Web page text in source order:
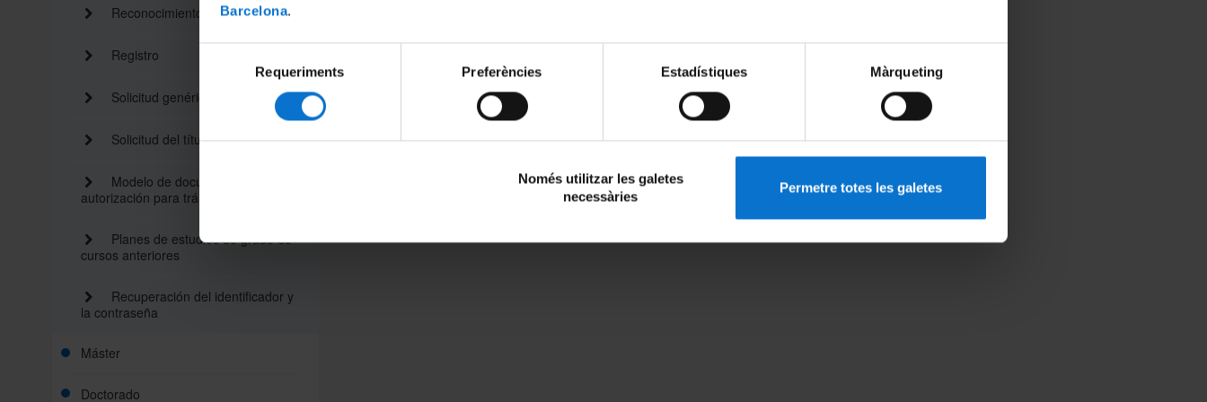
Barcelona.
consentiment
Requeriments Preferències Estadístiques Màrqueting
Només utilitzar les galetes
necessàries
Permetre totes les galetes
Reconocimiento de créditos
Registro
Solicitud genérica
Solicitud del título de grado
Modelo de documentación de
autorización para trámites
Planes de estudios de grado de
cursos anteriores
Recuperación del identificador y
la contraseña
Máster
Doctorado